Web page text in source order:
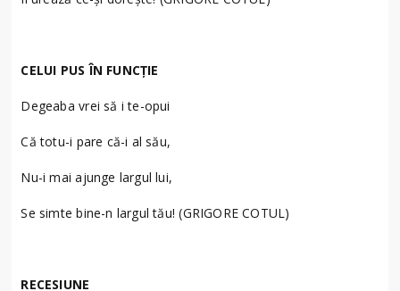
CELUI PUS ÎN FUNCŢIE
Degeaba vrei să i te-opui
Că totu-i pare că-i al său,
Nu-i mai ajunge largul lui,
Se simte bine-n largul tău! (GRIGORE COTUL)
RECESIUNE